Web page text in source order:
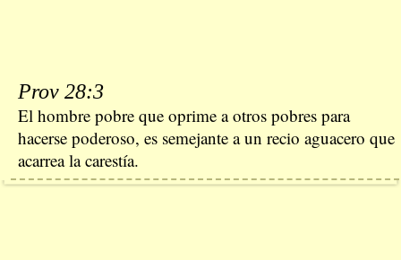
Prov 28:3
El hombre pobre que oprime a otros pobres para
hacerse poderoso, es semejante a un recio aguacero que
acarrea la carestía.